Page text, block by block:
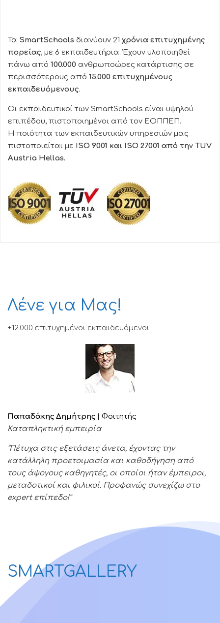
Τα SmartSchools διανύουν 21 χρόνια επιτυχημένης
πορείας, με 6 εκπαιδευτήρια. Έχουν υλοποιηθεί
πάνω από 100.000 ανθρωποώρες κατάρτισης σε
περισσότερους από 15.000 επιτυχημένους
εκπαιδευόμενους.
Οι εκπαιδευτικοί των SmartSchools είναι υψηλού
επιπέδου, πιστοποιημένοι από τον ΕΟΠΠΕΠ.
Η ποιότητα των εκπαιδευτικών υπηρεσιών μας
πιστοποιείται με ISO 9001 και ISO 27001 από την TUV
Austria Hellas.
Λένε για Μας!
+12.000 επιτυχημένοι εκπαιδευόμενοι
Παπαδάκης Δημήτρης | Φοιτητής
Καταπληκτική εμπειρία
“Πέτυχα στις εξετάσεις άνετα, έχοντας την
κατάλληλη προετοιμασία και καθοδήγηση από
τους άψογους καθηγητές, οι οποίοι ήταν έμπειροι,
μεταδοτικοί και φιλικοί. Προφανώς συνεχίζω στο
expert επίπεδο!”
SMARTGALLERY